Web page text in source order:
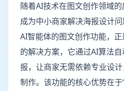
随着AI技术在图文创作领域
成为中小商家解决海报设计
AI智能体的图文创作功能，
的解决方案，它通过AI算法
报，让商家无需依赖专业设
制作。该功能的核心优势在